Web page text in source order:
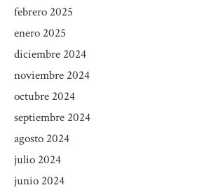
febrero 2025
enero 2025
diciembre 2024
noviembre 2024
octubre 2024
septiembre 2024
agosto 2024
julio 2024
junio 2024